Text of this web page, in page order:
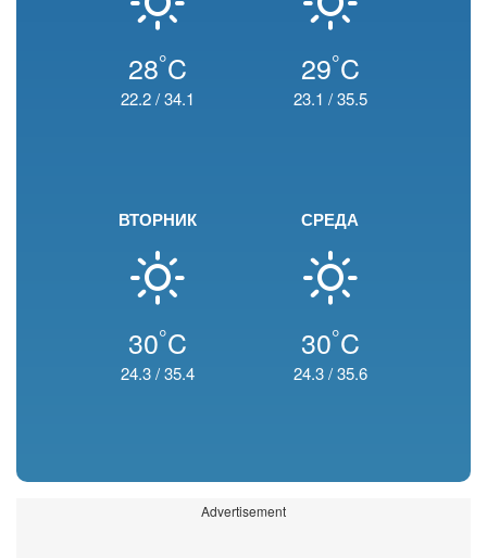
28°C
22.2/34.1
29°C
23.1 /35.5
ВТОРНИК
30°C
24.3/35.4
СРЕДА
30°C
24.3/35.6
Advertisement